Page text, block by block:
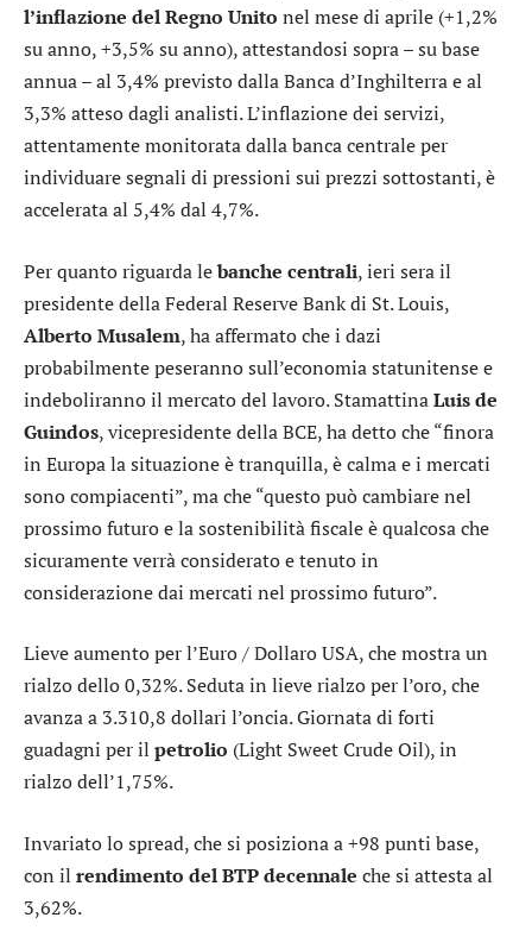
l’inflazione del Regno Unito nel mese di aprile (+1,2%
su anno, +3,5% su anno), attestandosi sopra – su base
annua – al 3,4% previsto dalla Banca d’Inghilterra e al
3,3% atteso dagli analisti. L’inflazione dei servizi,
attentamente monitorata dalla banca centrale per
individuare segnali di pressioni sui prezzi sottostanti, è
accelerata al 5,4% dal 4,7%.
Per quanto riguarda lebanche centrali, ieri sera il
presidente della Federal Reserve Bank di St. Louis,
Alberto Musalem, ha affermato che i dazi
probabilmente peseranno sull’economia statunitense e
indeboliranno il mercato del lavoro. StamattinaLuis de
Guindos, vicepresidente della BCE, ha detto che “finora
in Europa la situazione è tranquilla, è calma e i mercati
sono compiacenti”, ma che “questo può cambiare nel
prossimo futuro e la sostenibilità fiscale è qualcosa che
sicuramente verrà considerato e tenuto in
considerazione dai mercati nel prossimo futuro”.
Lieve aumento per l’Euro / Dollaro USA, che mostra un
rialzo dello 0,32%. Seduta in lieve rialzo per l’oro, che
avanza a 3.310,8 dollari l’oncia. Giornata di forti
guadagni per il petrolio (Light Sweet Crude Oil), in
rialzo dell’1,75%.
Invariato lospread, che si posiziona a +98 punti base,
con il rendimento del BTP decennale che si attesta al
3,62%.